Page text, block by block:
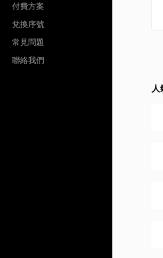
付費方案
兌換序號
常見問題
聯絡我們
人